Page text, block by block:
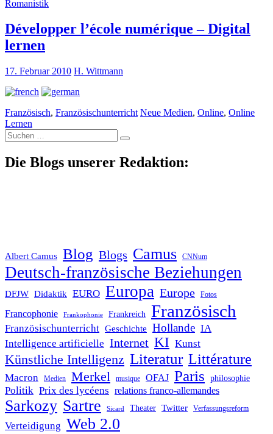
Romanistik
Développer l’école numérique – Digital
lernen
17. Februar 2010 H. Wittmann
Französisch, Französischunterricht Neue Medien, Online, Online
Lernen
Suche
nach:
Die Blogs unserer Redaktion:
Albert Camus Blog Blogs Camus CNNum
Deutsch-französische Beziehungen
DFJW Didaktik EURO Europa Europe Fotos
Francophonie Frankophonie Frankreich Französisch
Französischunterricht Geschichte Hollande IA
Intelligence artificielle Internet KI Kunst
Künstliche Intelligenz Literatur Littérature
Macron Medien Merkel musique OFAJ Paris philosophie
Politik Prix des lycéens relations franco-allemandes
Sarkozy Sartre Sicard Theater Twitter Verfassungsreform
Verteidigung Web 2.0